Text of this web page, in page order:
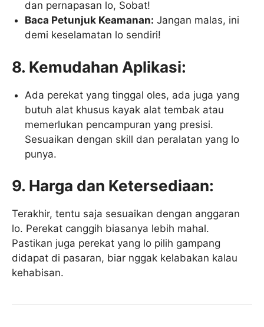
dan pernapasan lo, Sobat!
Baca Petunjuk Keamanan: Jangan malas, ini
demi keselamatan lo sendiri!
8. Kemudahan Aplikasi:
Ada perekat yang tinggal oles, ada juga yang
butuh alat khusus kayak alat tembak atau
memerlukan pencampuran yang presisi.
Sesuaikan dengan skill dan peralatan yang lo
punya.
9. Harga dan Ketersediaan:
Terakhir, tentu saja sesuaikan dengan anggaran
lo. Perekat canggih biasanya lebih mahal.
Pastikan juga perekat yang lo pilih gampang
didapat di pasaran, biar nggak kelabakan kalau
kehabisan.